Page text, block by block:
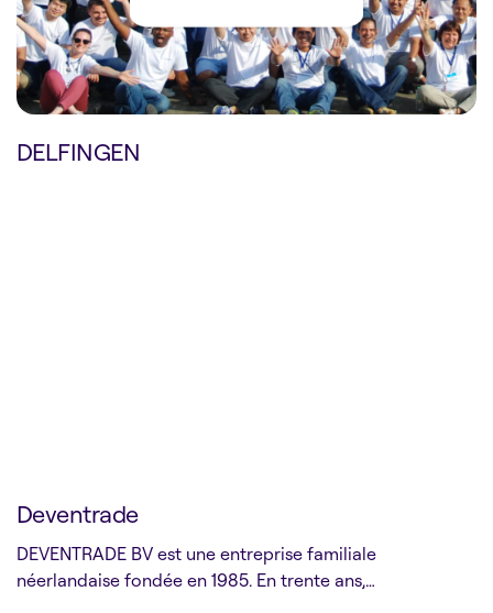
DELFINGEN
Deventrade
DEVENTRADE BV est une entreprise familiale
néerlandaise fondée en 1985. En trente ans,…